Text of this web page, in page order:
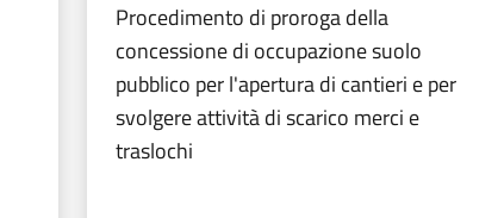
Procedimento di proroga della
concessione di occupazione suolo
pubblico per l'apertura di cantieri e per
svolgere attività di scarico merci e
traslochi